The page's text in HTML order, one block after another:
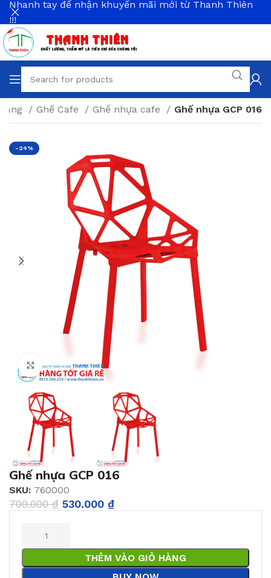
Ghế Cafe Ghế nhựa cafe Ghế nhựa GCP 016
-24%
Click to enlarge
Ghế nhựa GCP 016
SKU: 760000
700.000₫ 530.000 ₫
THÊM VÀO GIỎ HÀNG
Nhanh tay để nhận khuyến mãi mới từ Thanh Thiên
!!!